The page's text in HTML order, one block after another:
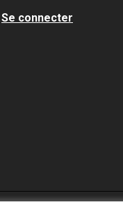
Se connecter